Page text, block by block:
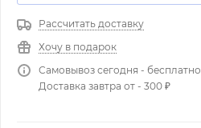
Рассчитать доставку
Хочу в подарок
Самовывоз сегодня - бесплатно
Доставка завтра от - 300 ₽